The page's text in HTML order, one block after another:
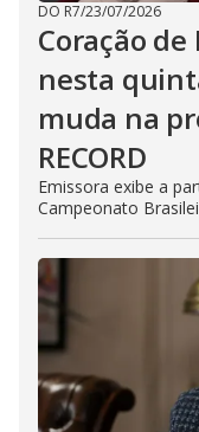
DO R7/23/07/2026
Coração
nesta
muda na
RECORD
Emissora exibe a
Campeonato